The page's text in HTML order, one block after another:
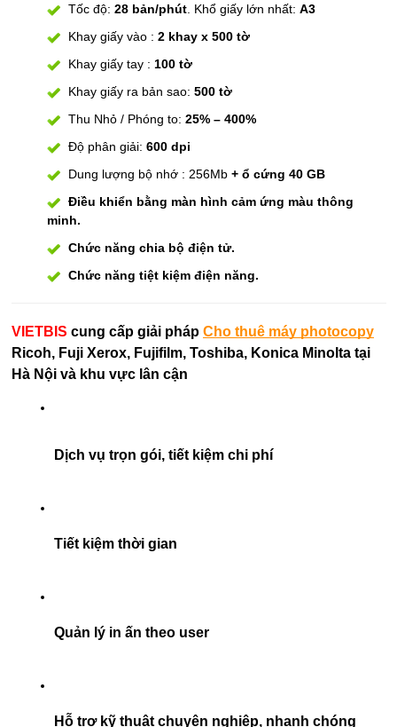
Tốc độ: 28 bản/phút . Khổ giấy lớn nhất: A3
Khay giấy vào : 2 khay x 500 tờ
Khay giấy tay : 100 tờ
Khay giấy ra bản sao: 500 tờ
Thu Nhỏ / Phóng to: 25% – 400%
Độ phân giải: 600 dpi
Dung lượng bộ nhớ : 256Mb + ổ cứng 40 GB
Điều khiển bằng màn hình cảm ứng màu thông
minh.
Chức năng chia bộ điện tử.
Chức năng tiệt kiệm điện năng.
VIETBIS cung cấp giải pháp Cho thuê máy photocopy
Ricoh, Fuji Xerox, Fujifilm, Toshiba, Konica Minolta tại
Hà Nội và khu vực lân cận
Dịch vụ trọn gói, tiết kiệm chi phí
Tiết kiệm thời gian
Quản lý in ấn theo user
Hỗ trợ kỹ thuật chuyên nghiệp, nhanh chóng